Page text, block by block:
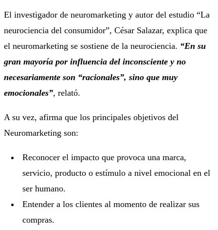
El investigador de neuromarketing y autor del estudio “La
neurociencia del consumidor”, César Salazar, explica que
el neuromarketing se sostiene de la neurociencia. “En su
gran mayoría por influencia del inconsciente y no
necesariamente son “racionales”, sino que muy
emocionales”, relató.
A su vez, afirma que los principales objetivos del
Neuromarketing son:
Reconocer el impacto que provoca una marca,
servicio, producto o estímulo a nivel emocional en el
ser humano.
Entender a los clientes al momento de realizar sus
compras.